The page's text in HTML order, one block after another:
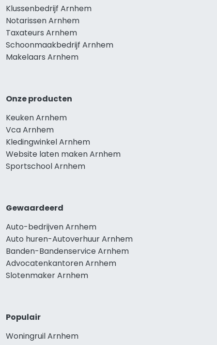
Klussenbedrijf Arnhem
Notarissen Arnhem
Taxateurs Arnhem
Schoonmaakbedrijf Arnhem
Makelaars Arnhem
Onze producten
Keuken Arnhem
Vca Arnhem
Kledingwinkel Arnhem
Website laten maken Arnhem
Sportschool Arnhem
Gewaardeerd
Auto-bedrijven Arnhem
Auto huren-Autoverhuur Arnhem
Banden-Bandenservice Arnhem
Advocatenkantoren Arnhem
Slotenmaker Arnhem
Populair
Woningruil Arnhem